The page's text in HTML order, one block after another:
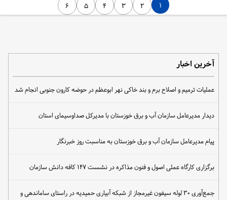
۱ ۲ ۳ ۴ ۵ ۶
آخرین اخبار
عملیات ترمیم و اصلاح برم و بند خاکی نهر ابوعظم در حوضه کارون جنوبی انجام شد
دیدار مدیرعامل سازمان آب و برق خوزستان با مدیرکل صداوسیمای استان
پیام مدیرعامل سازمان آب و برق خوزستان به مناسبت روز خبرنگار
برگزاری کارگاه عملی اصول و فنون مذاکره در نشست ۱۴۷ کافه دانش سازمان
جمع‌آوری ۳۰ لوله سیفون غیرمجاز از شبکه آبیاری حمیدیه در راستای ساماندهی و